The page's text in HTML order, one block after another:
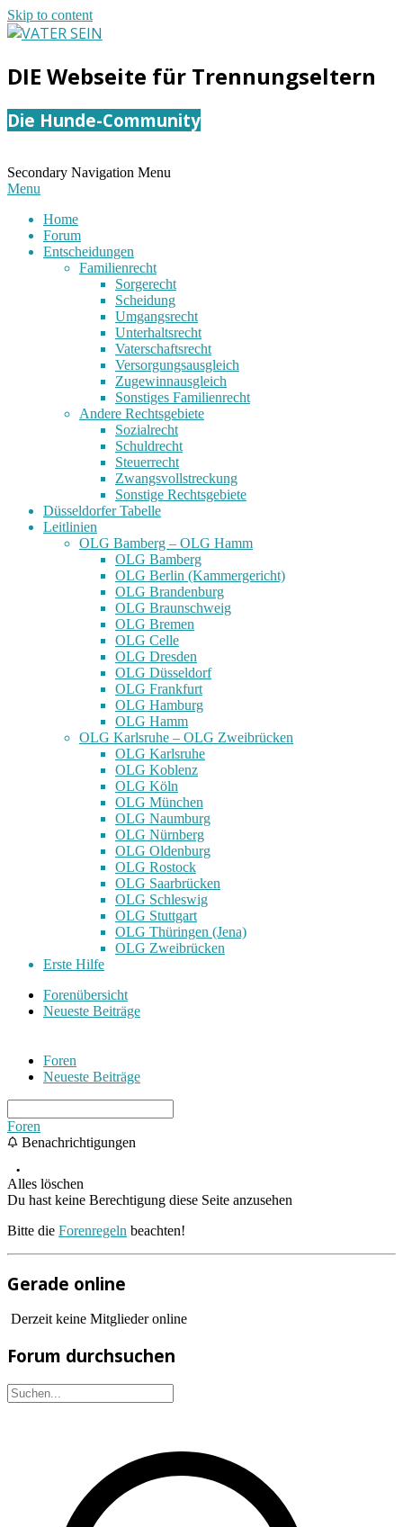
Skip to content
SEIN
DIE Webseite für Trennungseltern
Die Hunde-Community
Secondary Navigation Menu
Menu
Home
Forum
Entscheidungen
Familienrecht
Sorgerecht
Scheidung
Umgangsrecht
Unterhaltsrecht
Vaterschaftsrecht
Versorgungsausgleich
Zugewinnausgleich
Sonstiges Familienrecht
Andere Rechtsgebiete
Sozialrecht
Schuldrecht
Steuerrecht
Zwangsvollstreckung
Sonstige Rechtsgebiete
Düsseldorfer Tabelle
Leitlinien
OLG Bamberg – OLG Hamm
OLG Bamberg
OLG Berlin (Kammergericht)
OLG Brandenburg
OLG Braunschweig
OLG Bremen
OLG Celle
OLG Dresden
OLG Düsseldorf
OLG Frankfurt
OLG Hamburg
OLG Hamm
OLG Karlsruhe – OLG Zweibrücken
OLG Karlsruhe
OLG Koblenz
OLG Köln
OLG München
OLG Naumburg
OLG Nürnberg
OLG Oldenburg
OLG Rostock
OLG Saarbrücken
OLG Schleswig
OLG Stuttgart
OLG Thüringen (Jena)
OLG Zweibrücken
Erste Hilfe
Forenübersicht
Neueste Beiträge
Foren
Neueste Beiträge
Foren
Benachrichtigungen
Alles löschen
Du hast keine Berechtigung diese Seite anzusehen
Bitte die Forenregeln beachten!
Gerade online
Derzeit keine Mitglieder online
Forum durchsuchen